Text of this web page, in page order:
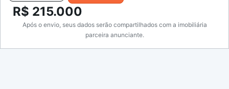
R$ 215.000
Após o envio, seus dados serão compartilhados com a imobiliária
parceira anunciante.